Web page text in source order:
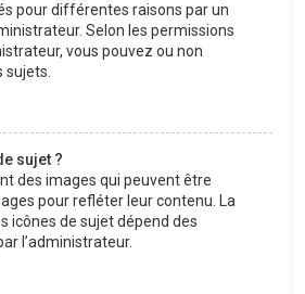
pour différentes raisons par un
Selon les permissions
vous pouvez ou non
sujets.
sujet ?
des images qui peuvent être
pour refléter leur contenu. La
icônes de sujet dépend des
l’administrateur.